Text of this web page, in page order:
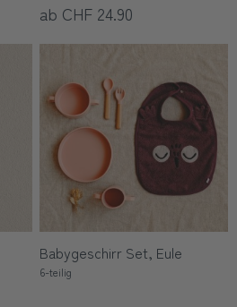
ab CHF 24.90
Babygeschirr Set, Eule
6-teilig